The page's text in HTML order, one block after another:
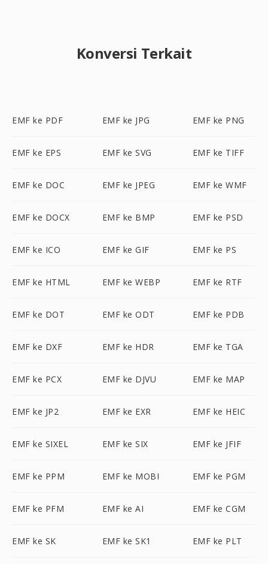
Konversi Terkait
EMF ke PDF EMF ke JPG EMF ke PNG
EMF ke EPS EMF ke SVG EMF ke TIFF
EMF ke DOC EMF ke JPEG EMF ke WMF
EMF ke DOCX EMF ke BMP EMF ke PSD
EMF ke ICO EMF ke GIF EMF ke PS
EMF ke HTML EMF ke WEBP EMF ke RTF
EMF ke DOT EMF ke ODT EMF ke PDB
EMF ke DXF EMF ke HDR EMF ke TGA
EMF ke PCX EMF ke DJVU EMF ke MAP
EMF ke JP2 EMF ke EXR EMF ke HEIC
EMF ke SIXEL EMF ke SIX EMF ke JFIF
EMF ke PPM EMF ke MOBI EMF ke PGM
EMF ke PFM EMF ke AI EMF ke CGM
EMF ke SK EMF ke SK1 EMF ke PLT